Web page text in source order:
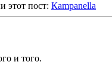
этот пост: Кampanella
и того.